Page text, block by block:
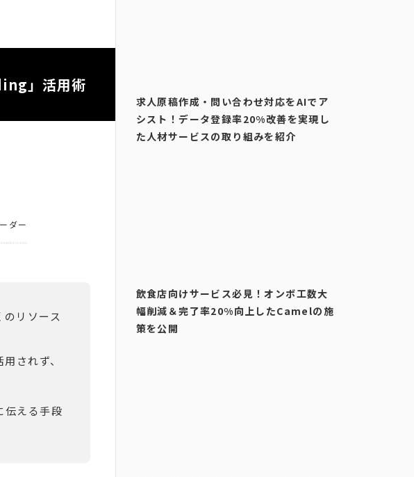
」活用術
ダー
リソース
されず、
伝える手段
求人原稿作成・問い合わせ対応をAIでア
シスト！データ登録率20%改善を実現し
た人材サービスの取り組みを紹介
飲食店向けサービス必見！オンボ工数大
幅削減＆完了率20%向上したCamelの施
策を公開